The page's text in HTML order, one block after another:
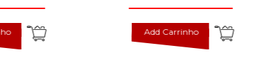
Add Carrinho